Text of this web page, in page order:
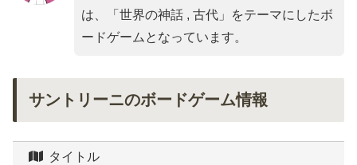
は、「 世界の神話 , 古代」をテーマにしたボ
ードゲームとなっています。
サントリーニのボードゲーム情報
タイトル